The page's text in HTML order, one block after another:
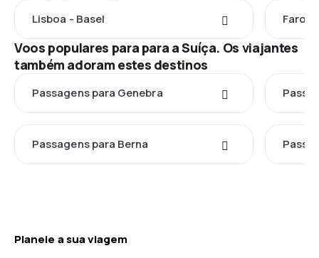
Lisboa - Basel Faro -
Voos populares para para a Suíça. Os viajantes
também adoram estes destinos
Passagens para Genebra
Passagens para Berna
Planeie a sua viagem